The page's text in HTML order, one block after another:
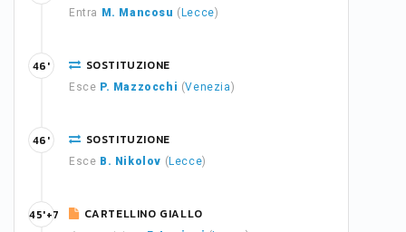
Entra M. Mancosu ( Lecce)
SOSTITUZIONE
Esce P. Mazzocchi (Venezia)
46'
SOSTITUZIONE
Esce B. Nikolov ( Lecce)
46'
CARTELLINO GIALLO
45'+7